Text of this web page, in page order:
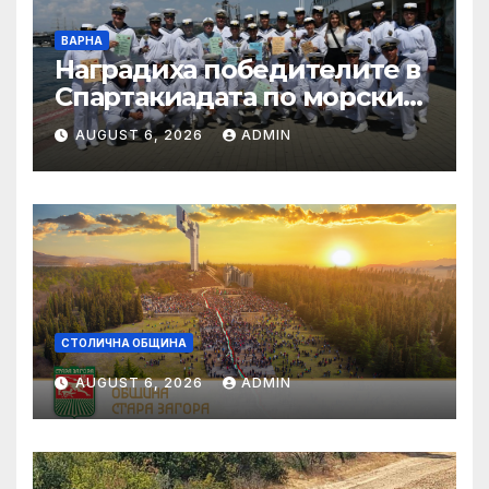
ВАРНА
Наградиха победителите в
Спартакиадата по морските
спортове на
Военноморските сили
AUGUST 6, 2026 ADMIN
СТОЛИЧНА ОБЩИНА
AUGUST 6, 2026 ADMIN